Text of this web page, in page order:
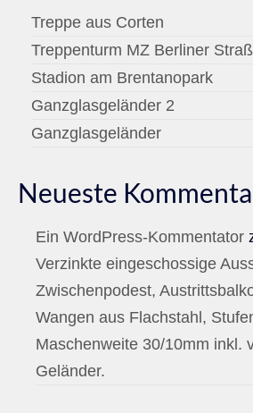
Treppe aus Corten
Treppenturm MZ Berliner
Stadion am Brentanopark
Ganzglasgeländer 2
Ganzglasgeländer
Neueste
Ein WordPress-Kommentator
Verzinkte eingeschossige
Zwischenpodest,
Wangen aus Flachstahl,
Maschenweite 30/10mm inkl.
Geländer.